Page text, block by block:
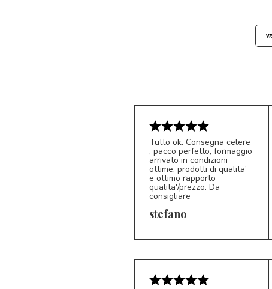
S*
Tutto ok. Consegna celere
, pacco perfetto, formaggio
arrivato in condizioni
ottime, prodotti di qualita'
e ottimo rapporto
qualita'/prezzo. Da
consigliare
stefano